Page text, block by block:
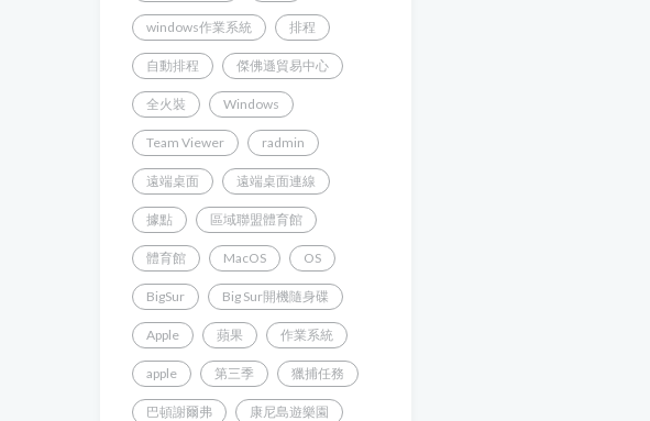
windows作業系統 排程
自動排程 傑佛遜貿易中心
全火裝 Windows
Team Viewer radmin
遠端桌面 遠端桌面連線
據點 區域聯盟體育館
體育館 MacOS OS
BigSur Big Sur開機隨身碟
Apple 蘋果 作業系統
apple 第三季 獵捕任務
巴頓謝爾弗 康尼島遊樂園